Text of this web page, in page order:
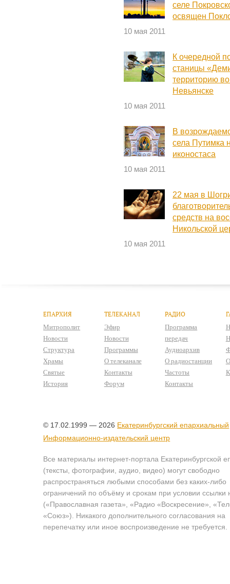
селе
освящен
10 мая 2011
К очередной
станицы
территорию
Невьянске
10 мая 2011
В
села Путимка
иконостаса
10 мая 2011
22 мая в
средств на
Никольской
10 мая 2011
ЕПАРХИЯ
Митрополит
Новости
Структура
Храмы
Святые
История
ТЕЛЕКАНАЛ
Эфир
Новости
Программы
О телеканале
Контакты
Форум
РАДИО
Программа
передач
Аудиоархив
О радиостанции
Частоты
Контакты
© 17.02.1999 — 2026 Екатеринбургский епархиальный
Информационно-издательский центр
Все материалы интернет-портала Екатеринбургской
(тексты, фотографии, аудио, видео) могут свободно
распространяться любыми способами без каких-либо
ограничений по объёму и срокам при условии ссылки
(«Православная газета», «Радио «Воскресение»,
«Союз»). Никакого дополнительного согласования на
перепечатку или иное воспроизведение не требуется.